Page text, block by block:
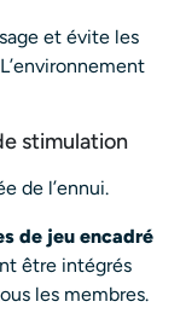
et évite les
stimulation
de l’ennui.
de jeu encadré
être intégrés
les membres.